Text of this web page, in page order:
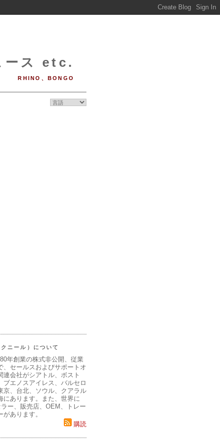
ス etc.
RHINO、BONGO
ニール）について
年創業の株式非公開、従業
、セールスおよびサポートオ
連会社がシアトル、ボスト
ブエノスアイレス、バルセロ
京、台北、ソウル、クアラル
にあります。また、世界に
ー、販売店、OEM、トレー
あります。
購読